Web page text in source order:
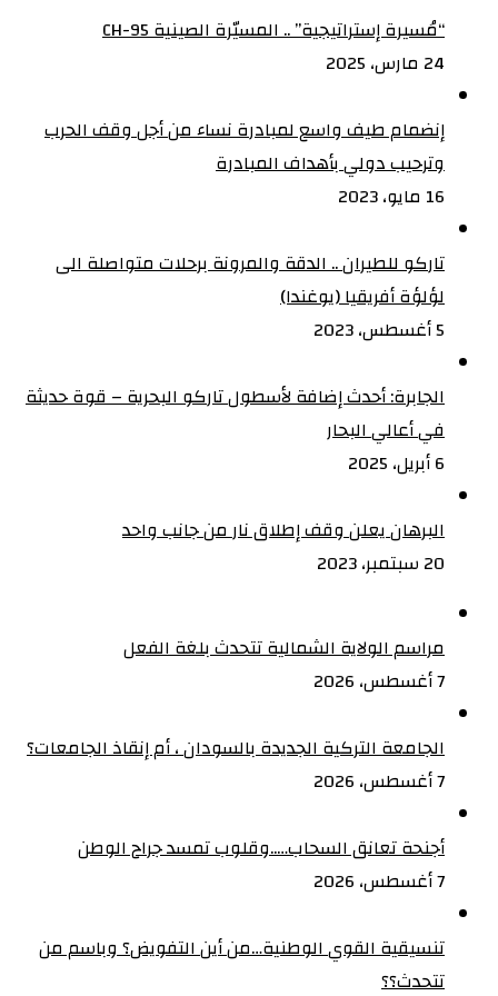
“مُسيرة إستراتيجية” .. المسيّرة الصينية CH-95
24 مارس، 2025
إنضمام طيف واسع لمبادرة نساء من أجل وقف الحرب
وترحيب دولي بأهداف المبادرة
16 مايو، 2023
تاركو للطيران .. الدقة والمرونة برحلات متواصلة الى
لؤلؤة أفريقيا (يوغندا)
5 أغسطس، 2023
الجابرة: أحدث إضافة لأسطول تاركو البحرية – قوة حديثة
في أعالي البحار
6 أبريل، 2025
البرهان يعلن وقف إطلاق نار من جانب واحد
20 سبتمبر، 2023
مراسم الولاية الشمالية تتحدث بلغة الفعل
7 أغسطس، 2026
الجامعة التركية الجديدة بالسودان ، أم إنقاذ الجامعات؟
7 أغسطس، 2026
أجنحة تعانق السحاب…..وقلوب تمسد جراح الوطن
7 أغسطس، 2026
تنسيقية القوي الوطنية…من أين التفويض؟ وباسم من
تتحدث؟؟